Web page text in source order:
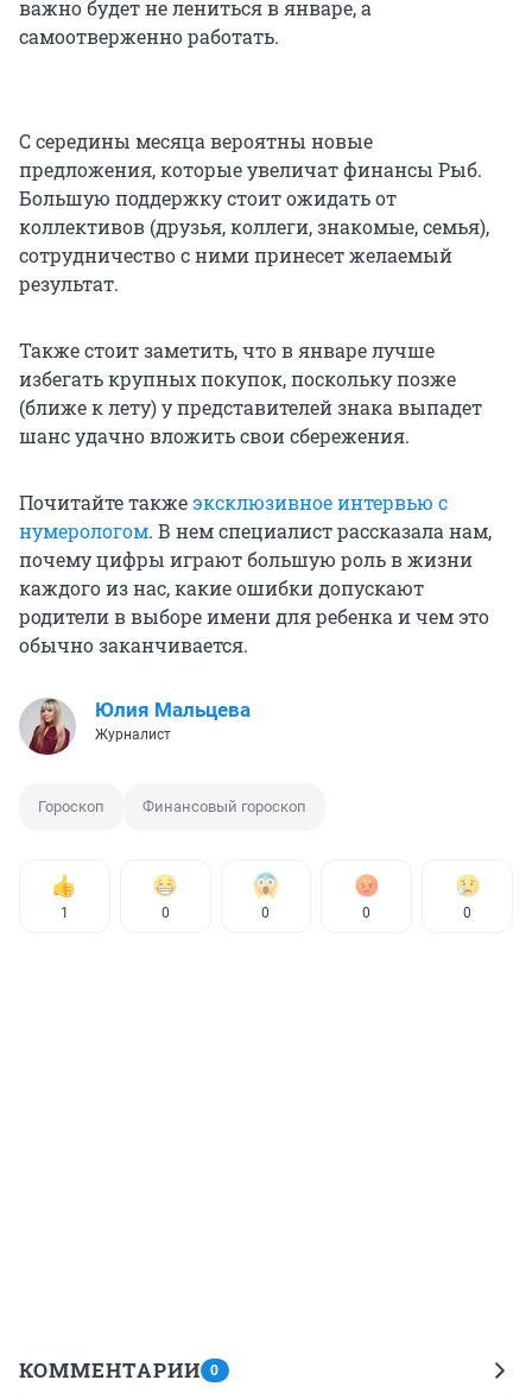
важно будет не лениться в январе, а
самоотверженно работать.
С середины месяца вероятны новые
предложения, которые увеличат финансы Рыб.
Большую поддержку стоит ожидать от
коллективов (друзья, коллеги, знакомые, семья),
сотрудничество с ними принесет желаемый
результат.
Также стоит заметить, что в январе лучше
избегать крупных покупок, поскольку позже
(ближе к лету) у представителей знака выпадет
шанс удачно вложить свои сбережения.
Почитайте такжеэксклюзивное интервью с
нумерологом. В нем специалист рассказала нам,
почему цифры играют большую роль в жизни
каждого из нас, какие ошибки допускают
родители в выборе имени для ребенка и чем это
обычно заканчивается.
Юлия Мальцева
Журналист
Гороскоп Финансовый гороскоп
1 0 0 0 0
КОММЕНТАРИИ 0